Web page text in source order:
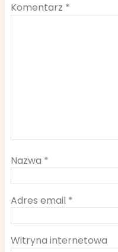
Komentarz *
Nazwa *
Adres email *
Witryna internetowa